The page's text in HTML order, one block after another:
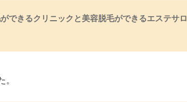
できるクリニックと美容脱毛ができるエステサロ